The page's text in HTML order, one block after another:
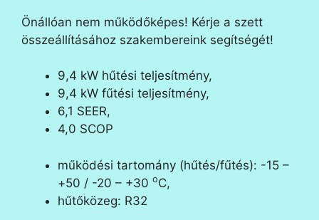
Önállóan nem működőképes! Kérje a szett
összeállításához szakembereink segítségét!
9,4 kW hűtési teljesítmény,
9,4 kW fűtési teljesítmény,
6,1 SEER,
4,0 SCOP
működési tartomány (hűtés/fűtés): -15 –
+50 / -20 – +30 oC,
hűtőközeg: R32